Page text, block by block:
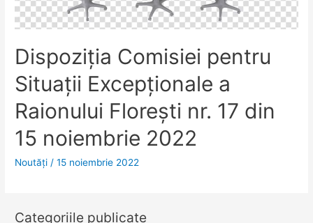
Dispoziţia Comisiei pentru
Situaţii Excepţionale a
Raionului Florești nr. 17 din
15 noiembrie 2022
Noutăţi /15 noiembrie 2022
Categoriile publicate